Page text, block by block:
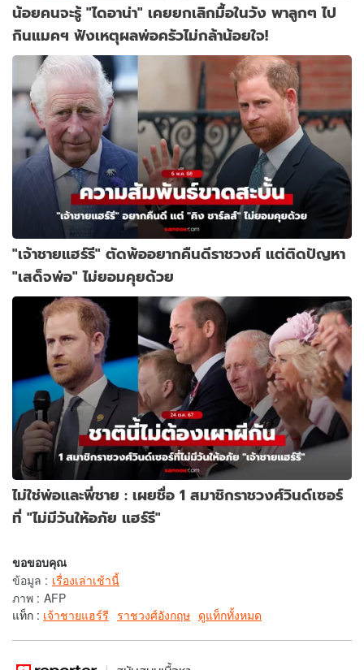
น้อยคนจะรู้ "ไดอาน่า" เคยยกเลิกมื้อในวัง พาลูกๆ ไป
กินแมคฯ ฟังเหตุผลพ่อครัวไม่กล้าน้อยใจ!
"เจ้าชายแฮร์รี" ตัดพ้ออยากคืนดีราชวงศ์ แต่ติดปัญหา
"เสด็จพ่อ" ไม่ยอมคุยด้วย
ไม่ใช่พ่อและพี่ชาย : เผยชื่อ 1 สมาชิกราชวงศ์วินด์เซอร์
ที่ "ไม่มีวันให้อภัย แฮร์รี"
ขอขอบคุณ
ข้อมูล : เรื่องเล่าเช้านี้
ภาพ : AFP
แท็ก : เจ้าชายแฮร์รี ราชวงศ์อังกฤษ ดูแท็กทั้งหมด